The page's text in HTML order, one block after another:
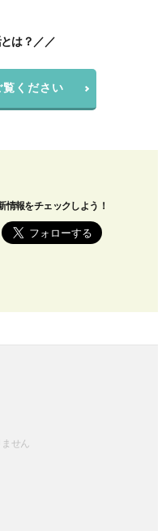
は？／／
ください
情報をチェックしよう！
せん